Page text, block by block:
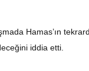
Hamas’ın
iddia etti.